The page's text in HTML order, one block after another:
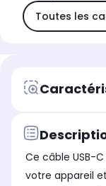
Toutes les
Ce câble USB-
votre appareil